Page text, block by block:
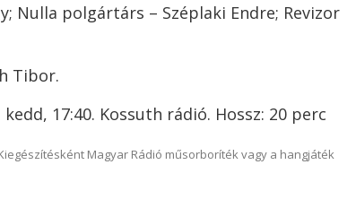
Nulla polgártárs – Széplaki Endre; Revizor
Tibor.
17:40. Kossuth rádió. Hossz: 20 perc
Magyar Rádió műsorboríték vagy a hangjáték